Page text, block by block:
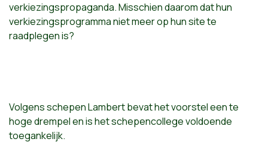
verkiezingspropaganda. Misschien daarom dat hun
verkiezingsprogramma niet meer op hun site te
raadplegen is?
Volgens schepen Lambert bevat het voorstel een te
hoge drempel en is het schepencollege voldoende
toegankelijk.